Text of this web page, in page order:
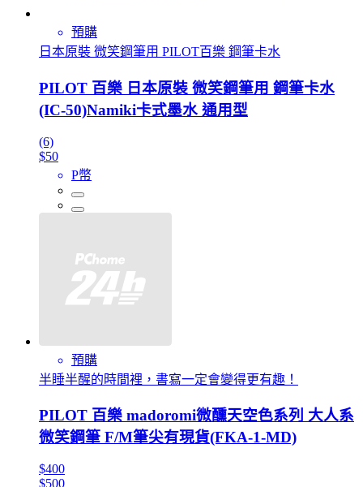
預購
日本原裝 微笑鋼筆用 PILOT百樂 鋼筆卡水
PILOT 百樂 日本原裝 微笑鋼筆用 鋼筆卡水
(IC-50)Namiki卡式墨水 通用型
(6)
$50
P幣
預購
半睡半醒的時間裡，書寫一定會變得更有趣！
PILOT 百樂 madoromi微醺天空色系列 大人系
微笑鋼筆 F/M筆尖有現貨(FKA-1-MD)
$400
$500